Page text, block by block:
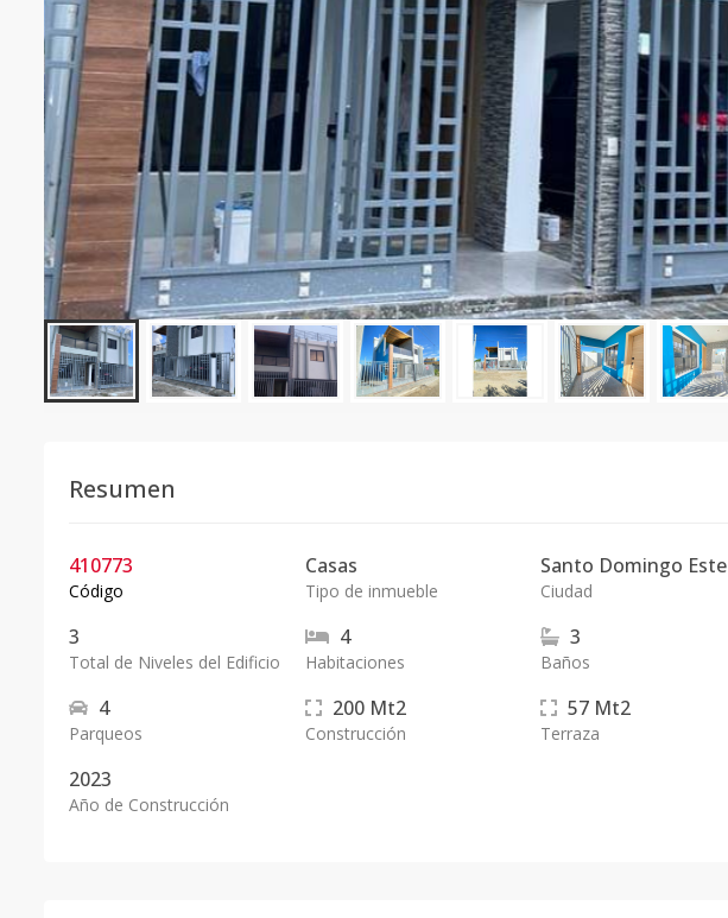
Resumen
410773
Código
Casas
Tipo de inmueble
Santo Domingo Este
Ciudad
3
Total de Niveles del Edificio
4
Habitaciones
3
Baños
4
Parqueos
200 Mt2
Construcción
57 Mt2
Terraza
2023
Año de Construcción